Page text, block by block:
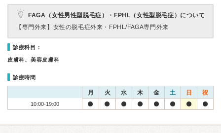
FAGA（女性男性型脱毛症）・FPHL（女性型脱毛症）について
【専門外来】 女性の脱毛症外来・FPHL/FAGA専門外来
診療科目：
皮膚科、美容皮膚科
診療時間
月 火 水 木 金 土 日 祝
10:00-19:00